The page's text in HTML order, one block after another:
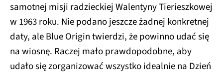
samotnej misji radzieckiej Walentyny Tierieszkowej
w 1963 roku. Nie podano jeszcze żadnej konkretnej
daty, ale Blue Origin twierdzi, że powinno udać się
na wiosnę. Raczej mało prawdopodobne, aby
udało się zorganizować wszystko idealnie na Dzień